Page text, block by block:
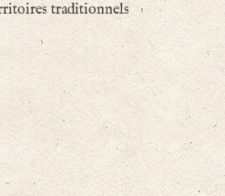
traditionnels